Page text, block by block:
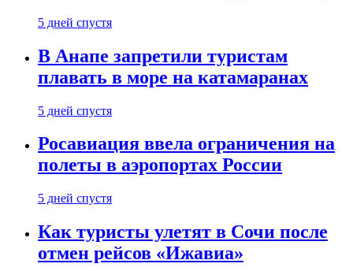
5 дней спустя
В Анапе запретили туристам
плавать в море на катамаранах
5 дней спустя
Росавиация ввела ограничения на
полеты в аэропортах России
5 дней спустя
Как туристы улетят в Сочи после
отмен рейсов «Ижавиа»